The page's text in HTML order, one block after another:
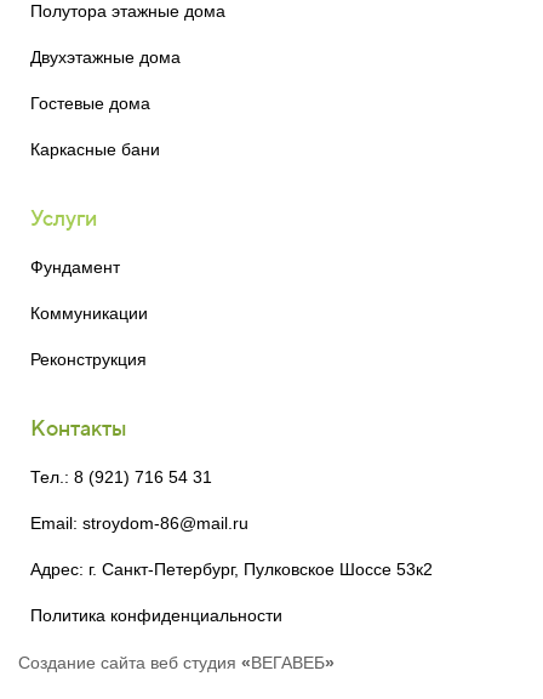
Полутора этажные дома
Двухэтажные дома
Гостевые дома
Каркасные бани
Услуги
Фундамент
Коммуникации
Реконструкция
Контакты
Тел.: 8 (921) 716 54 31
Email: stroydom-86@mail.ru
Адрес: г. Санкт-Петербург, Пулковское Шоссе 53к2
Политика конфиденциальности
Создание сайта веб студия «ВЕГАВЕБ»